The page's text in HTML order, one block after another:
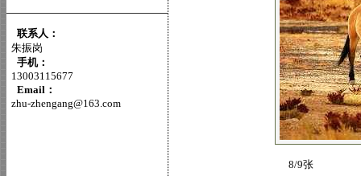
联系人：
朱振岗
手机：
13003115677
Email：
zhu-zhengang@163.com
8/9张